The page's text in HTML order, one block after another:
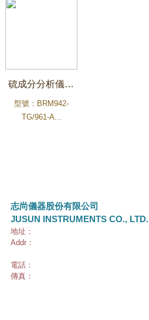
硫成分分析儀(UV吸收法)
型號：BRM942-
TG/961-A...
志尚儀器股份有限公司
JUSUN INSTRUMENTS CO., LTD.
地址：
Addr：
電話：
傳真：